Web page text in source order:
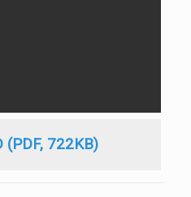
(PDF, 722KB)